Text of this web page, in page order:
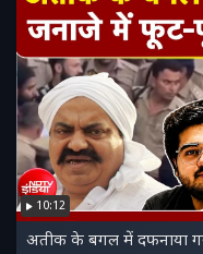
10:12
अतीक के बगल में दफनाया